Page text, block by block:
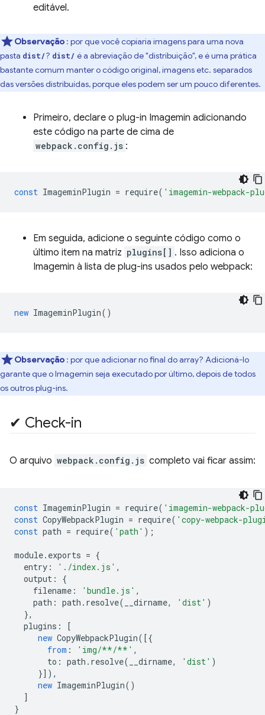
editável.
Observação : por que você copiaria imagens para uma nova
pasta dist/? dist/ é a abreviação de "distribuição", e é uma prática
bastante comum manter o código original, imagens etc. separados
das versões distribuídas, porque eles podem ser um pouco diferentes.
Primeiro, declare o plug-in Imagemin adicionando
este código na parte de cima de
webpack.config.js :
const ImageminPlugin = require( 'imagemin-webpack-
Em seguida, adicione o seguinte código como o
último item na matriz plugins[] . Isso adiciona o
Imagemin à lista de plug-ins usados pelo webpack:
new ImageminPlugin()
Observação : por que adicionar no final do array? Adicioná-lo
garante que o Imagemin seja executado por último, depois de todos
os outros plug-ins.
✔︎ Check-in
O arquivo webpack.config.js completo vai ficar assim:
const ImageminPlugin = require( 'imagemin-webpack-
const CopyWebpackPlugin = require( 'copy-webpack-
const path = require( 'path' );
module. exports = {
entry : './index.js' ,
output :
{
filename : 'bundle.js' ,
path : path . resolve( __dirname, 'dist' )
},
plugins :
[
new CopyWebpackPlugin([{
from : 'img/**/**' ,
to : path . resolve( __dirname, 'dist' )
}]),
new ImageminPlugin()
]
}